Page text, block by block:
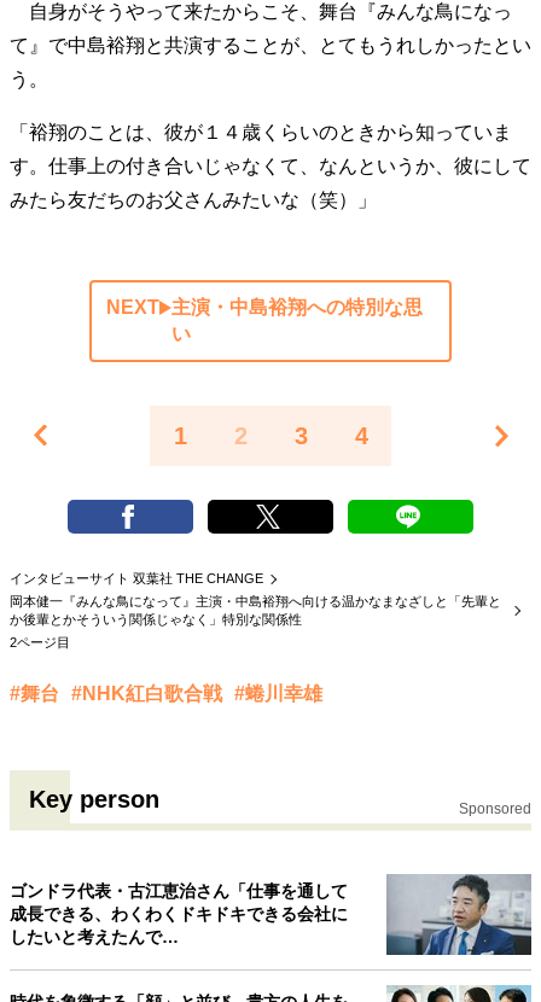
自身がそうやって来たからこそ、舞台『みんな鳥になっ
て』で中島裕翔と共演することが、とてもうれしかったとい
う。
「裕翔のことは、彼が１４歳くらいのときから知っていま
す。仕事上の付き合いじゃなくて、なんというか、彼にして
みたら友だちのお父さんみたいな（笑）」
NEXT
主演・中島裕翔への特別な思
い
1 2 3 4
インタビューサイト 双葉社 THE CHANGE
岡本健一『みんな鳥になって』主演・中島裕翔へ向ける温かなまなざしと「先輩と
か後輩とかそういう関係じゃなく」特別な関係性
2ページ目
#舞台 #NHK紅白歌合戦 #蜷川幸雄
Key person Sponsored
ゴンドラ代表・古江恵治さん「仕事を通して
成長できる、わくわくドキドキできる会社に
したいと考えたんで…